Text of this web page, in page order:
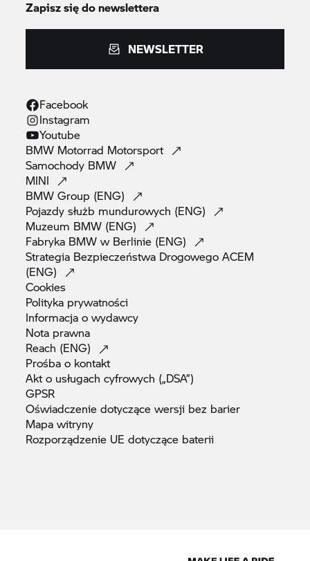
Zapisz się do newslettera
NEWSLETTER
Facebook
Instagram
Youtube
BMW Motorrad Motorsport
Samochody BMW
MINI
BMW Group (ENG)
Pojazdy służb mundurowych (ENG)
Muzeum BMW (ENG)
Fabryka BMW w Berlinie (ENG)
Strategia Bezpieczeństwa Drogowego ACEM
(ENG)
Cookies
Polityka prywatności
Informacja owydawcy
Nota prawna
Reach (ENG)
Prośba o kontakt
Akt o usługach cyfrowych („DSA”)
GPSR
Oświadczenie dotyczące wersji bez barier
Mapawitryny
Rozporządzenie UE dotyczące baterii